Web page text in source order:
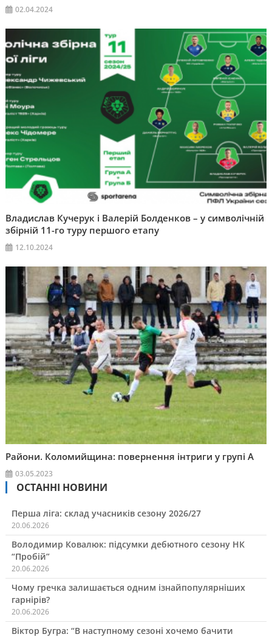
02.04.2024
Владислав Кучерук і Валерій Болденков – у символічній
збірній 11-го туру першого етапу
12.10.2024
Райони. Коломийщина: повернення інтриги у групі А
03.05.2023
ОСТАННІ НОВИНИ
Перша ліга: склад учасників сезону 2026/27
20.06.2026
Володимир Ковалюк: підсумки дебютного сезону НК
“Пробій”
20.06.2026
Чому гречка залишається одним ізнайпопулярніших
гарнірів?
20.06.2026
Віктор Бугра: “В наступному сезоні хочемо бачити